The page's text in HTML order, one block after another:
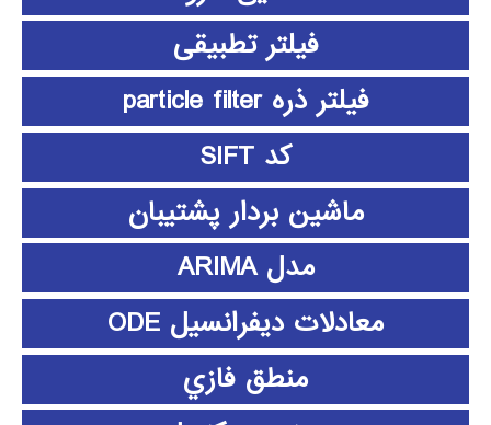
فیلتر تطبیقی
فیلتر ذره particle filter
کد SIFT
ماشین بردار پشتیبان
مدل ARIMA
معادلات دیفرانسیل ODE
منطق فازي